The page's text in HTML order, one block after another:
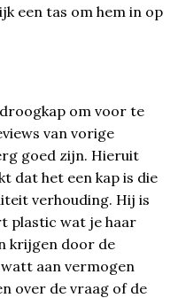
een tas om hem in op
om voor te
van vorige
goed zijn. Hieruit
dat het een kap is die
verhouding. Hij is
plastic wat je haar
krijgen door de
aan vermogen
over de vraag of de